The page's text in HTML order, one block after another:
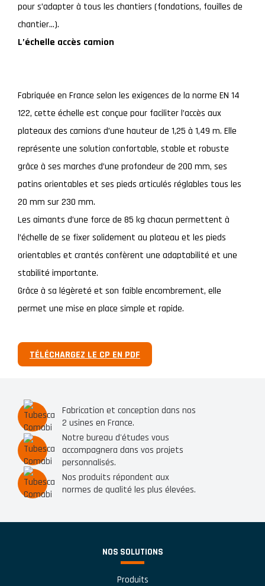
pour s’adapter à tous les chantiers (fondations, fouilles de
chantier…).
L’échelle accès camion
Fabriquée en France selon les exigences de la norme EN 14
122, cette échelle est conçue pour faciliter l’accès aux
plateaux des camions d’une hauteur de 1,25 à 1,49 m. Elle
représente une solution confortable, stable et robuste
grâce à ses marches d’une profondeur de 200 mm, ses
patins orientables et ses pieds articulés réglables tous les
20 mm sur 230 mm.
Les aimants d’une force de 85 kg chacun permettent à
l’échelle de se fixer solidement au plateau et les pieds
orientables et crantés confèrent une adaptabilité et une
stabilité importante.
Grâce à sa légèreté et son faible encombrement, elle
permet une mise en place simple et rapide.
TÉLÉCHARGEZ LE CP EN PDF
Fabrication et conception dans nos
2 usines en France.
Notre bureau d'études vous
accompagnera dans vos projets
personnalisés.
Nos produits répondent aux
normes de qualité les plus élevées.
NOS SOLUTIONS
Produits